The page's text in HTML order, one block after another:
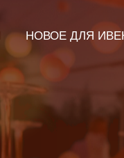
НОВОЕ ДЛЯ